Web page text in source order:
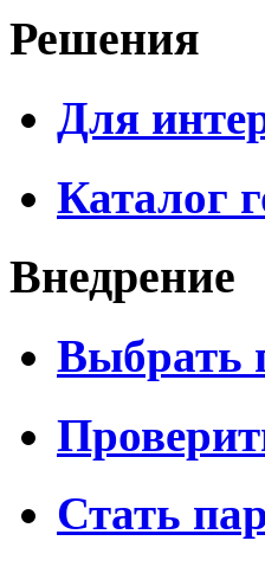
Решения
Для
Каталог
Внедрение
Выбрать
Стать